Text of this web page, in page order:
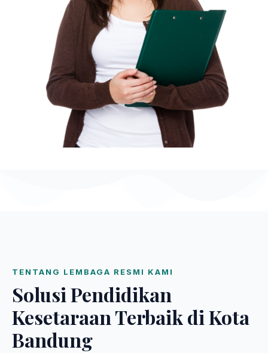
TENTANG LEMBAGA RESMI KAMI
Solusi Pendidikan
Kesetaraan Terbaik di Kota
Bandung